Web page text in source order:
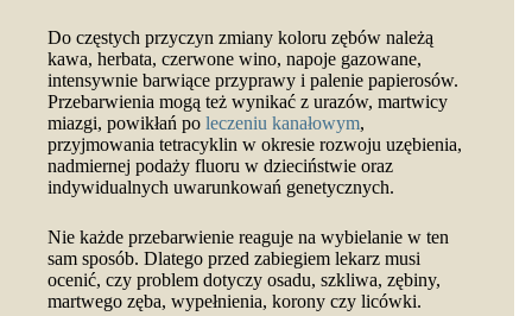
Do częstych przyczyn zmiany koloru zębów należą
kawa, herbata, czerwone wino, napoje gazowane,
intensywnie barwiące przyprawy i palenie papierosów.
Przebarwienia mogą też wynikać z urazów, martwicy
miazgi, powikłań po leczeniu kanałowym,
przyjmowania tetracyklin w okresie rozwoju uzębienia,
nadmiernej podaży fluoru w dzieciństwie oraz
indywidualnych uwarunkowań genetycznych.
Nie każde przebarwienie reaguje na wybielanie w ten
sam sposób. Dlatego przed zabiegiem lekarz musi
ocenić, czy problem dotyczy osadu, szkliwa, zębiny,
martwego zęba, wypełnienia, korony czy licówki.